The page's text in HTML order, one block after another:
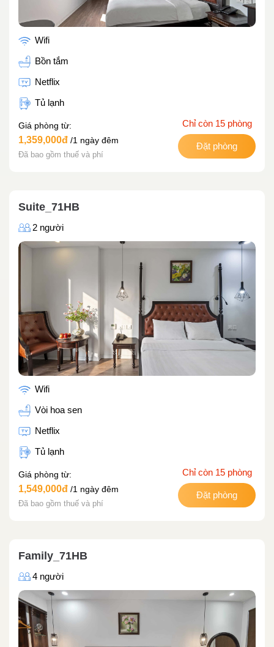
Wifi
Bồn tắm
Netflix
Tủ lạnh
Giá phòng từ:
1,359,000đ /1 ngày đêm
Đã bao gồm thuế và phí
Chỉ còn 15 phòng
Đặt phòng
Suite_71HB
2 người
Wifi
Vòi hoa sen
Netflix
Tủ lạnh
Giá phòng từ:
1,549,000đ /1 ngày đêm
Đã bao gồm thuế và phí
Chỉ còn 15 phòng
Đặt phòng
Family_71HB
4 người